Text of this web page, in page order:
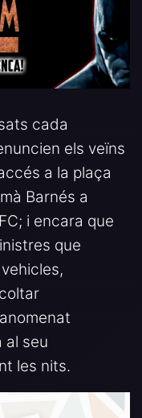
cada
els veïns
a la plaça
Barnés a
i encara que
que
al seu
les nits.